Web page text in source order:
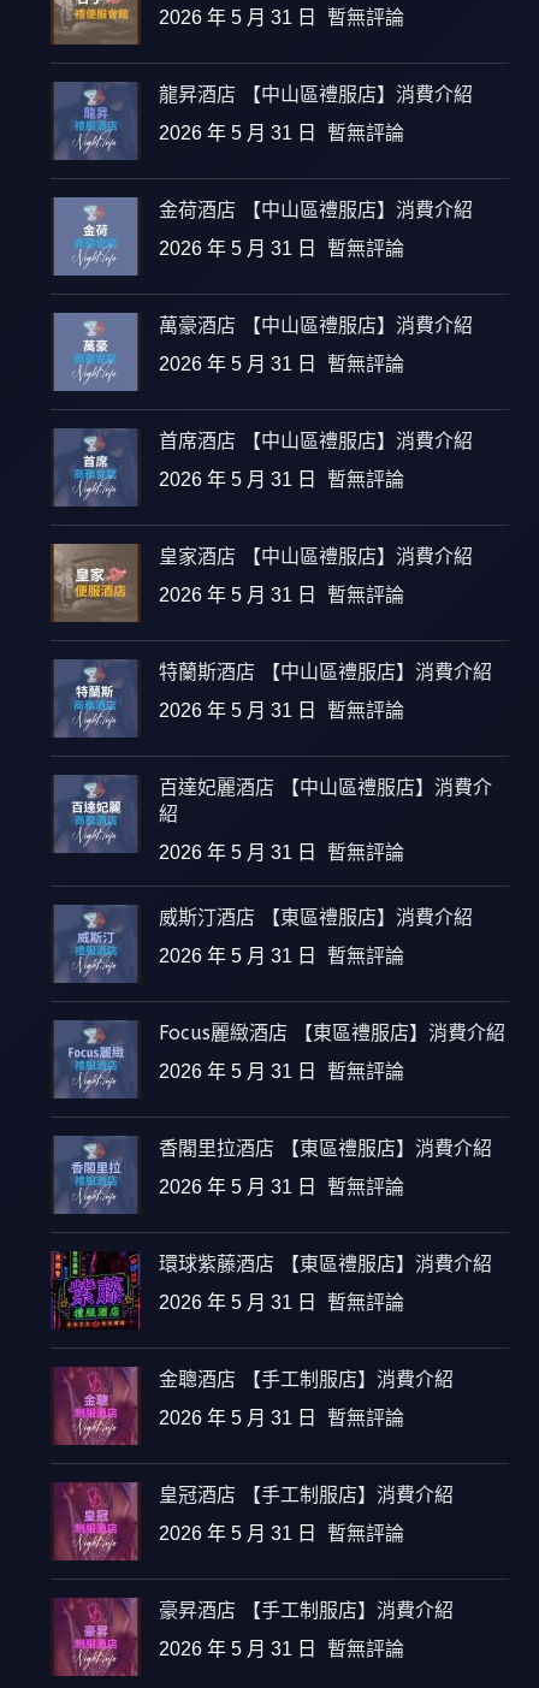
2026 年 5 月 31 日 暫無評論
龍昇酒店 【中山區禮服店】消費介紹
2026 年 5 月 31 日 暫無評論
金荷酒店 【中山區禮服店】消費介紹
2026 年 5 月 31 日 暫無評論
萬豪酒店 【中山區禮服店】消費介紹
2026 年 5 月 31 日 暫無評論
首席酒店 【中山區禮服店】消費介紹
2026 年 5 月 31 日 暫無評論
皇家酒店 【中山區禮服店】消費介紹
2026 年 5 月 31 日 暫無評論
特蘭斯酒店 【中山區禮服店】消費介紹
2026 年 5 月 31 日 暫無評論
百達妃麗酒店 【中山區禮服店】消費介
紹
2026 年 5 月 31 日 暫無評論
威斯汀酒店 【東區禮服店】消費介紹
2026 年 5 月 31 日 暫無評論
Focus麗緻酒店 【東區禮服店】消費介紹
2026 年 5 月 31 日 暫無評論
香閣里拉酒店 【東區禮服店】消費介紹
2026 年 5 月 31 日 暫無評論
環球紫藤酒店 【東區禮服店】消費介紹
2026 年 5 月 31 日 暫無評論
金聰酒店 【手工制服店】消費介紹
2026 年 5 月 31 日 暫無評論
皇冠酒店 【手工制服店】消費介紹
2026 年 5 月 31 日 暫無評論
豪昇酒店 【手工制服店】消費介紹
2026 年 5 月 31 日 暫無評論